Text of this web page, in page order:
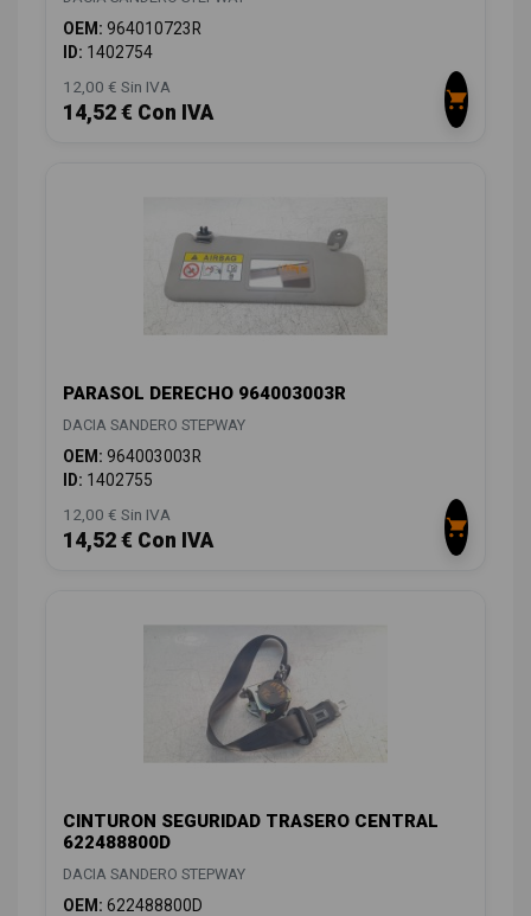
OEM: 964010723R
ID: 1402754
12,00 € Sin IVA
14,52 € Con IVA
PARASOL DERECHO 964003003R
DACIA SANDERO STEPWAY
OEM: 964003003R
ID: 1402755
12,00 € Sin IVA
14,52 € Con IVA
CINTURON SEGURIDAD TRASERO CENTRAL
622488800D
DACIA SANDERO STEPWAY
OEM: 622488800D